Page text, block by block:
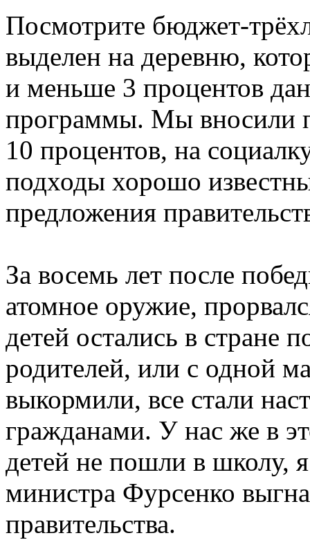
Посмотрите бюджет-
выделен на деревню,
и меньше 3 процентов
программы. Мы вносили
10 процентов, на
подходы хорошо
предложения
За восемь лет после
атомное оружие,
детей остались в стране
родителей, или с одной
выкормили, все стали
гражданами. У нас же в
детей не пошли в школу,
министра Фурсенко
правительства.